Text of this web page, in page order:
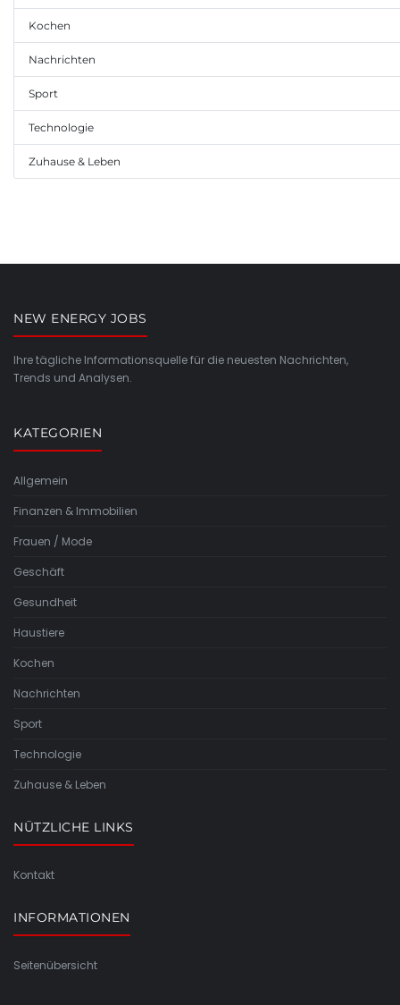
Kochen
Nachrichten
Sport
Technologie
Zuhause & Leben
NEW ENERGY JOBS
Ihre tägliche Informationsquelle für die neuesten Nachrichten,
Trends und Analysen.
KATEGORIEN
Allgemein
Finanzen & Immobilien
Frauen / Mode
Geschäft
Gesundheit
Haustiere
Kochen
Nachrichten
Sport
Technologie
Zuhause & Leben
NÜTZLICHE LINKS
Kontakt
INFORMATIONEN
Seitenübersicht